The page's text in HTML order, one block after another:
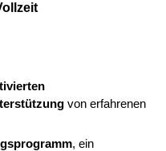
von erfahrenen
, ein